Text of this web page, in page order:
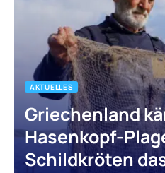
AKTUELLES
Griechenland
Hasenkopf-
Schildkröten